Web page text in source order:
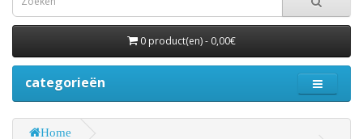
0 product(en) - 0,00€
categorieën
Home